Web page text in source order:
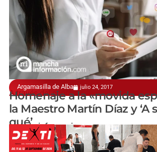
Argamasilla de Alba julio 24, 2017
A través del concierto 'Lo mejor de los 80
Homenaje a la «movida
la Maestro Martín Díaz y ‘A
qué’
manchainformacion.com